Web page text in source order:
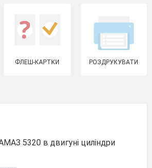
ФЛЕШ-КАРТКИ РОЗДРУКУВАТИ
5320 в двигуні циліндри